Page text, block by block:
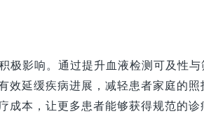
极影响。通过提升血液检测可及性
延缓疾病进展，减轻患者家庭的照
成本，让更多患者能够获得规范的